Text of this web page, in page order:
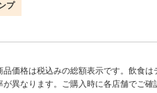
プ
価格は税込みの総額表示です。飲食
異なります。ご購入時に各店舗でご確